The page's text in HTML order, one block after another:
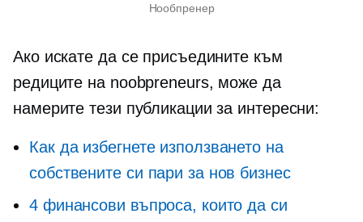
Нообпренер
Ако искате да се присъедините към
редиците на noobpreneurs, може да
намерите тези публикации за интересни:
Как да избегнете използването на
собствените си пари за нов бизнес
4 финансови въпроса, които да си